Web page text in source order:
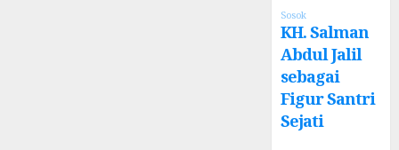
Sosok
KH. Salman
Abdul Jalil
sebagai
Figur Santri
Sejati